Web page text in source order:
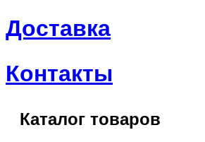
Доставка
Контакты
Каталог товаров